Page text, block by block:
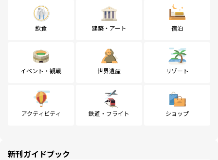
飲食 建築・アート 宿泊
イベント・観戦 世界遺産 リゾート
アクティビティ 鉄道・フライト ショップ
新刊ガイドブック